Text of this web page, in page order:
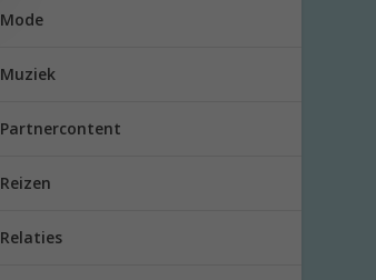
Mode
Muziek
Partnercontent
Reizen
Relaties